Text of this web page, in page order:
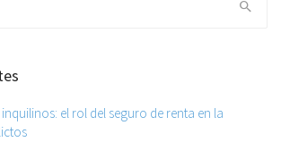
el rol del seguro de renta en la